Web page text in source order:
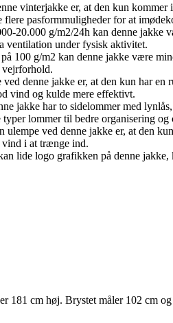
vinterjakke er, at den kun
pasformmuligheder for at
20.000 g/m2/24h kan denne jakke
ventilation under fysisk aktivitet.
100 g/m2 kan denne jakke være
vejrforhold.
ved denne jakke er, at den kun har
vind og kulde mere effektivt.
jakke har to sidelommer med
lommer til bedre organisering og
ulempe ved denne jakke er, at den
i at trænge ind.
lide logo grafikken på denne
181 cm høj. Brystet måler 102 cm